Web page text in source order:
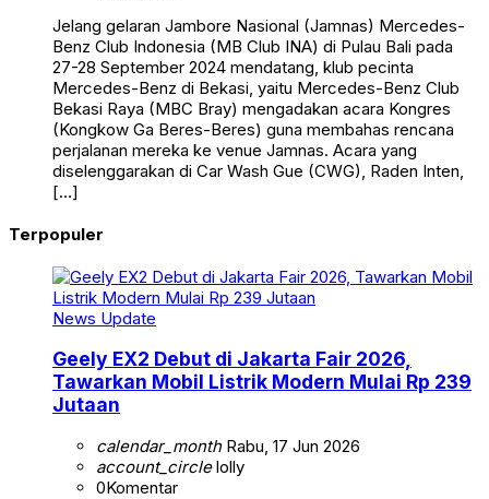
Jelang gelaran Jambore Nasional (Jamnas) Mercedes-
Benz Club Indonesia (MB Club INA) di Pulau Bali pada
27-28 September 2024 mendatang, klub pecinta
Mercedes-Benz di Bekasi, yaitu Mercedes-Benz Club
Bekasi Raya (MBC Bray) mengadakan acara Kongres
(Kongkow Ga Beres-Beres) guna membahas rencana
perjalanan mereka ke venue Jamnas. Acara yang
diselenggarakan di Car Wash Gue (CWG), Raden Inten,
[…]
Terpopuler
News Update
Geely EX2 Debut di Jakarta Fair 2026,
Tawarkan Mobil Listrik Modern Mulai Rp 239
Jutaan
calendar_monthRabu, 17 Jun 2026
account_circlelolly
0Komentar